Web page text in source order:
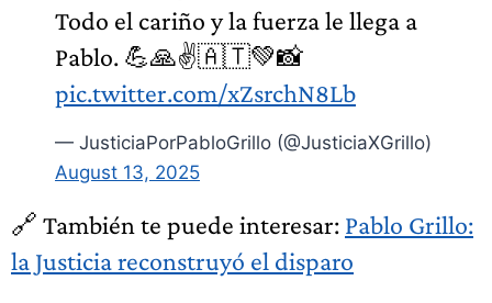
Todo el cariño y la fuerza le llega a
Pablo. 💪🙏✌️🇦🇹💚📸
pic.twitter.com/xZsrchN8Lb
— JusticiaPorPabloGrillo (@JusticiaXGrillo)
August 13, 2025
🔗 También te puede interesar: Pablo Grillo:
la Justicia reconstruyó el disparo